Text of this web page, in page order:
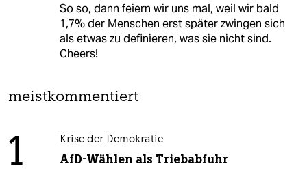
So so, dann feiern wir uns mal, weil wir bald
1,7% der Menschen erst später zwingen sich
als etwas zu definieren, was sie nicht sind.
Cheers!
meistkommentiert
1 Krise der Demokratie
AfD-Wählen als Triebabfuhr